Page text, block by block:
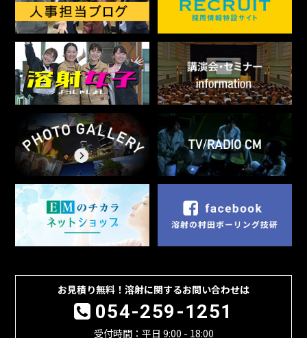
お見積り無料！溶射に関するお問い合わせは
054-259-1251
受付時間：平日 9:00 - 18:00